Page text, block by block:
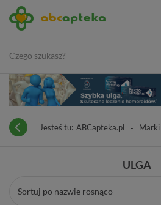
Jesteś tu: ABCapteka.pl Marki
ULGA
Sortuj po nazwie rosnąco